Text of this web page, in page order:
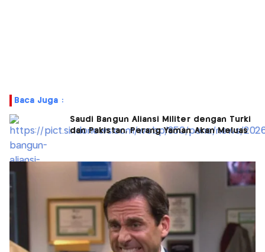
Baca Juga :
Saudi Bangun Aliansi Militer dengan Turki
dan Pakistan, Perang Yaman Akan Meluas